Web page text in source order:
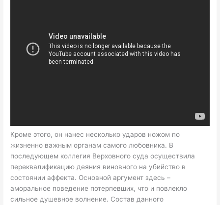
Кроме этого, он нанес несколько ударов ножом по
жизненно важным органам самого любовника. В
последующем коллегия Верховного суда осуществила
переквалификацию деяния виновного на убийство в
состоянии аффекта. Основной аргумент здесь –
аморальное поведение потерпевших, что и повлекло
сильное душевное волнение. Состав данного